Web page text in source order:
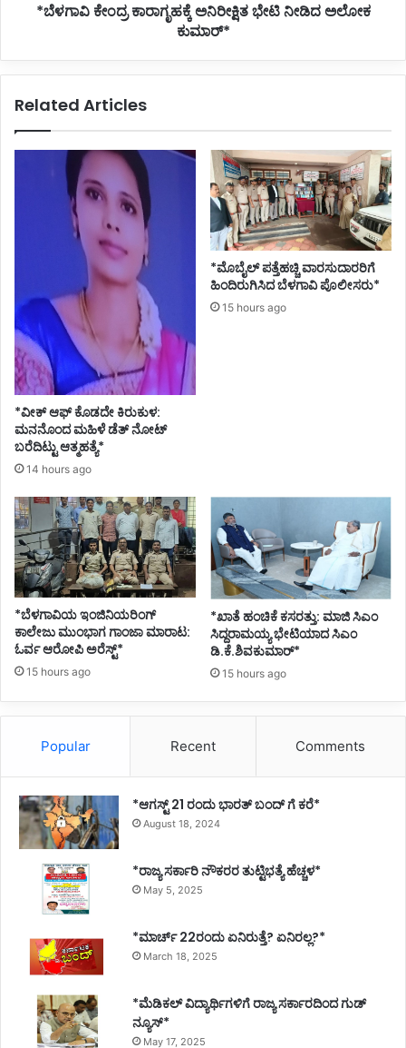
*ಬೆಳಗಾವಿ ಕೇಂದ್ರ ಕಾರಾಗೃಹಕ್ಕೆ ಅನಿರೀಕ್ಷಿತ ಭೇಟಿ ನೀಡಿದ ಅಲೋಕ
ಕುಮಾರ್*
Related Articles
*ವೀಕ್ ಆಫ್ ಕೊಡದೇ ಕಿರುಕುಳ:
ಮನನೊಂದ ಮಹಿಳೆ ಡೆತ್ ನೋಟ್
ಬರೆದಿಟ್ಟು ಆತ್ಮಹತ್ಯೆ*
14 hours ago
*ಮೊಬೈಲ್ ಪತ್ತೆಹಚ್ಚಿ ವಾರಸುದಾರರಿಗೆ
ಹಿಂದಿರುಗಿಸಿದ ಬೆಳಗಾವಿ ಪೊಲೀಸರು*
15 hours ago
*ಬೆಳಗಾವಿಯ ಇಂಜಿನಿಯರಿಂಗ್‌
ಕಾಲೇಜು ಮುಂಭಾಗ ಗಾಂಜಾ ಮಾರಾಟ:
ಓರ್ವ ಆರೋಪಿ ಅರೆಸ್ಟ್*
15 hours ago
*ಖಾತೆ ಹಂಚಿಕೆ ಕಸರತ್ತು: ಮಾಜಿ ಸಿಎಂ
ಸಿದ್ದರಾಮಯ್ಯ ಭೇಟಿಯಾದ ಸಿಎಂ
ಡಿ.ಕೆ.ಶಿವಕುಮಾರ್*
15 hours ago
Popular Recent Comments
*ಆಗಸ್ಟ್ 21 ರಂದು ಭಾರತ್‌ ಬಂದ್‌ ಗೆ ಕರೆ*
August 18, 2024
*ರಾಜ್ಯ ಸರ್ಕಾರಿ ನೌಕರರ ತುಟ್ಟಿಭತ್ಯೆ ಹೆಚ್ಚಳ*
May 5, 2025
*ಮಾರ್ಚ್ 22ರಂದು ಏನಿರುತ್ತೆ? ಏನಿರಲ್ಲ?*
March 18, 2025
*ಮೆಡಿಕಲ್ ವಿದ್ಯಾರ್ಥಿಗಳಿಗೆ ರಾಜ್ಯ ಸರ್ಕಾರದಿಂದ ಗುಡ್
ನ್ಯೂಸ್*
May 17, 2025